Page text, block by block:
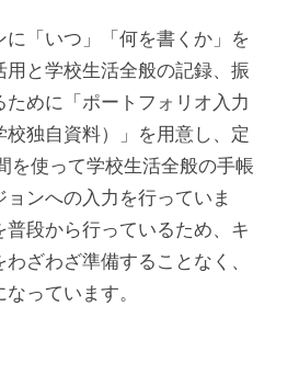
「いつ」「何を書くか」を
と学校生活全般の記録、振
ために「ポートフォリオ入力
独自資料）」を用意し、定
を使って学校生活全般の手帳
ンへの入力を行っていま
段から行っているため、キ
ざわざ準備することなく、
っています。